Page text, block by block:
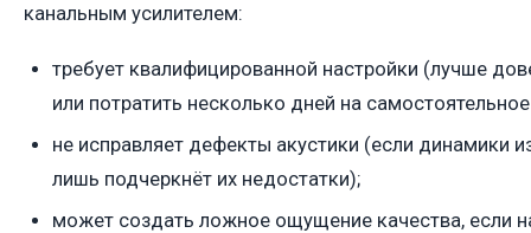
канальным усилителем:
требует квалифицированной настройки (лучше
или потратить несколько дней на
не исправляет дефекты акустики (если динамики
лишь подчеркнёт их недостатки);
может создать ложное ощущение качества, если